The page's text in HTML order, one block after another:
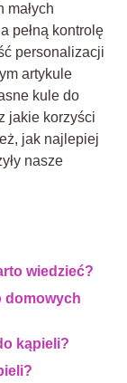
małych
pełną kontrolę
personalizacji
artykule
kule do
jakie korzyści
jak najlepiej
nasze
wiedzieć?
domowych
kąpieli?